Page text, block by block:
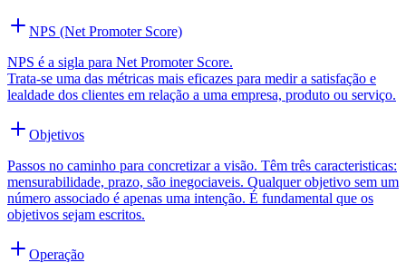
NPS (Net Promoter Score)
NPS é a sigla para Net Promoter Score.
Trata-se uma das métricas mais eficazes para medir a satisfação e
lealdade dos clientes em relação a uma empresa, produto ou serviço.
Objetivos
Passos no caminho para concretizar a visão. Têm três caracteristicas:
mensurabilidade, prazo, são inegociaveis. Qualquer objetivo sem um
número associado é apenas uma intenção. É fundamental que os
objetivos sejam escritos.
Operação